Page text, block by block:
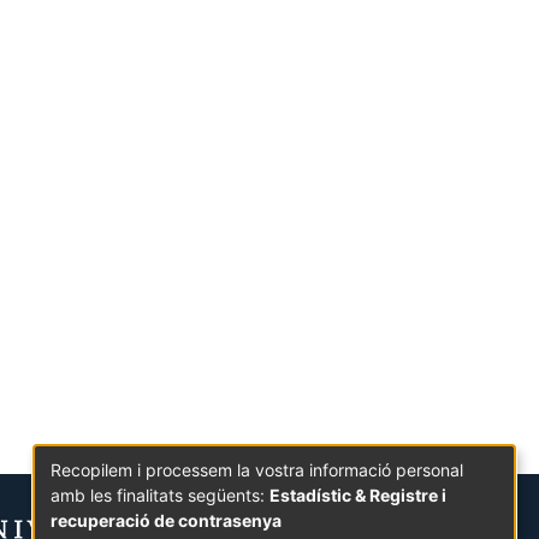
Recopilem i processem la vostra informació personal
amb les finalitats següents: Estadístic & Registre i
recuperació de contrasenya